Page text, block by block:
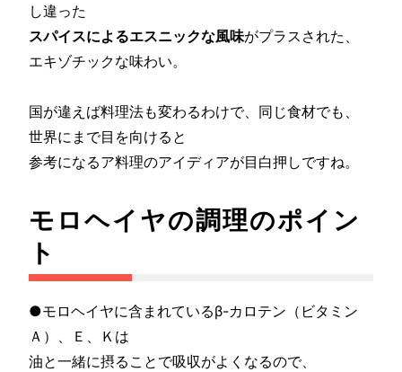
し違った
スパイスによるエスニックな風味がプラスされた、
エキゾチックな味わい。
国が違えば料理法も変わるわけで、同じ食材でも、
世界にまで目を向けると
参考になるア料理のアイディアが目白押しですね。
モロヘイヤの調理のポイン
ト
●モロヘイヤに含まれているβ-カロテン（ビタミン
Ａ）、Ｅ、Ｋは
油と一緒に摂ることで吸収がよくなるので、